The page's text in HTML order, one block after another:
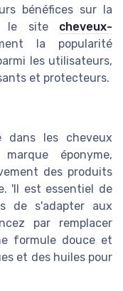
bénéfices sur la
le site cheveux-
la popularité
les utilisateurs,
et protecteurs.
dans les cheveux
éponyme,
des produits
'Il est essentiel de
de s'adapter aux
par remplacer
formule douce et
et des huiles pour